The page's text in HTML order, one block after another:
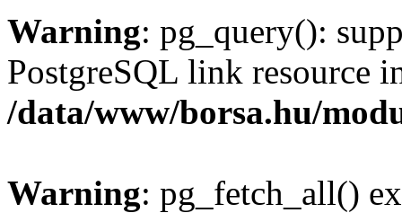
Warning: pg_query():
PostgreSQL link resource
/data/www/borsa.hu/
Warning: pg_fetch_all()